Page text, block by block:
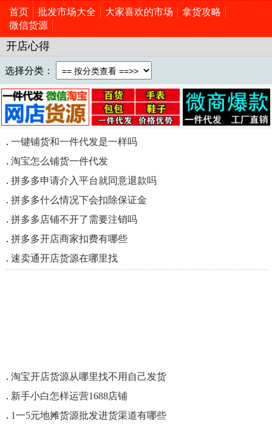
首页 批发市场大全 大家喜欢的市场
拿货攻略
微信货源
开店心得
选择分类：
. 一键铺货和一件代发是一样吗
. 淘宝怎么铺货一件代发
. 拼多多申请介入平台就同意退款吗
. 拼多多什么情况下会扣除保证金
. 拼多多店铺不开了需要注销吗
. 拼多多开店商家扣费有哪些
. 速卖通开店货源在哪里找
. 淘宝开店货源从哪里找不用自己发货
. 新手小白怎样运营1688店铺
. 1一5元地摊货源批发进货渠道有哪些